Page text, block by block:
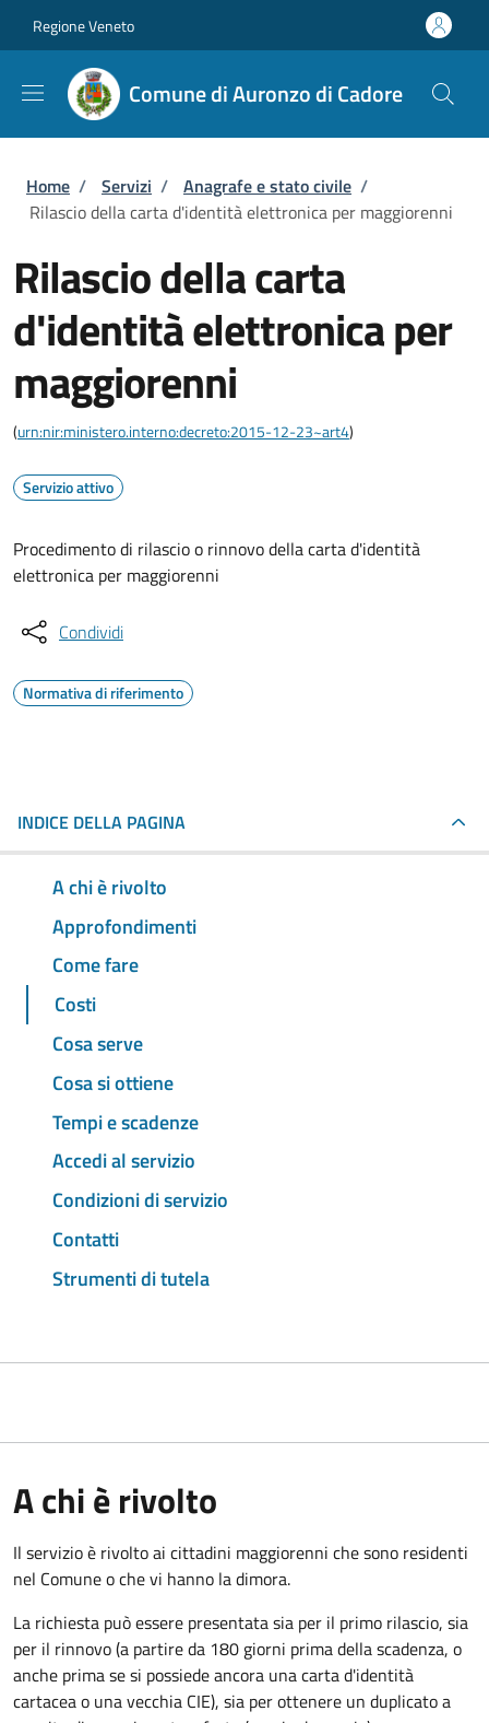
Regione Veneto
Comune di Auronzo di Cadore
Briciole di pane
Home / Servizi / Anagrafe e stato civile /
Rilascio della carta d'identità elettronica per maggiorenni
Rilascio della carta
d'identità elettronica per
maggiorenni
(urn:nir:ministero.interno:decreto:2015-12-23~art4)
Servizio attivo
Procedimento di rilascio o rinnovo della carta d'identità
elettronica per maggiorenni
Condividi
Normativa di riferimento
INDICE DELLA PAGINA
A chi è rivolto
Approfondimenti
Come fare
Costi
Cosa serve
Cosa si ottiene
Tempi e scadenze
Accedi al servizio
Condizioni di servizio
Contatti
Strumenti di tutela
A chi è rivolto
Il servizio è rivolto ai cittadini maggiorenni che sono residenti
nel Comune o che vi hanno la dimora.
La richiesta può essere presentata sia per il primo rilascio, sia
per il rinnovo (a partire da 180 giorni prima della scadenza, o
anche prima se si possiede ancora una carta d'identità
cartacea o una vecchia CIE), sia per ottenere un duplicato a